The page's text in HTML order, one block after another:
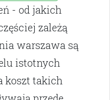
- od jakich
zależą
warszawa są
istotnych
koszt takich